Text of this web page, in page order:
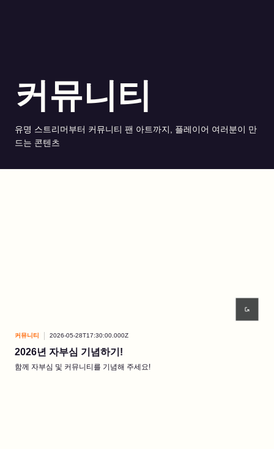
커뮤니티
유명 스트리머부터 커뮤니티 팬 아트까지, 플레이어 여러분이 만
드는 콘텐츠
커뮤니티 2026-05-28T17:30:00.000Z
2026년 자부심 기념하기!
함께 자부심 및 커뮤니티를 기념해 주세요!